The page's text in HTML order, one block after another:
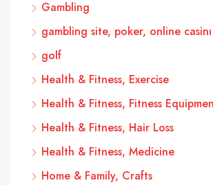
Gambling
gambling site, poker, online casinı
golf
Health & Fitness, Exercise
Health & Fitness, Fitness
Health & Fitness, Hair Loss
Health & Fitness, Medicine
Home & Family, Crafts